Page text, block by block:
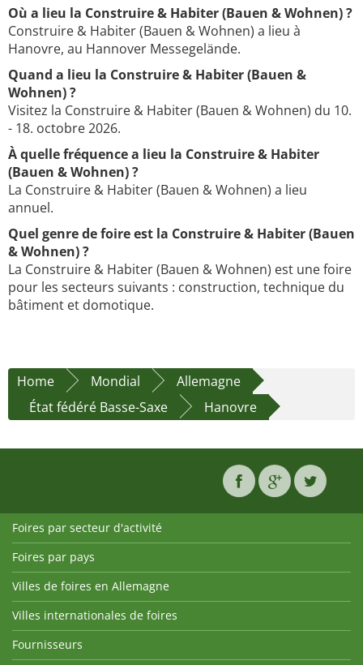
Où a lieu la Construire & Habiter (Bauen & Wohnen) ?
Construire & Habiter (Bauen & Wohnen) a lieu à
Hanovre, au Hannover Messegelände.
Quand a lieu la Construire & Habiter (Bauen &
Wohnen) ?
Visitez la Construire & Habiter (Bauen & Wohnen) du 10.
- 18. octobre 2026.
À quelle fréquence a lieu la Construire & Habiter
(Bauen & Wohnen) ?
La Construire & Habiter (Bauen & Wohnen) a lieu
annuel.
Quel genre de foire est la Construire & Habiter (Bauen
& Wohnen) ?
La Construire & Habiter (Bauen & Wohnen) est une foire
pour les secteurs suivants : construction, technique du
bâtiment et domotique.
Home Mondial
Allemagne
État fédéré Basse-Saxe
Hanovre
Foires par secteur d'activité
Foires par pays
Villes de foires en Allemagne
Villes internationales de foires
Fournisseurs